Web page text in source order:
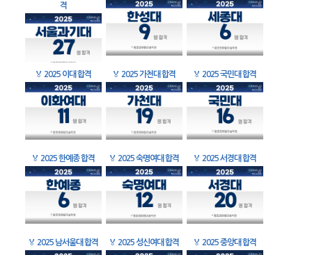
격
🏅 2025 이대 합격 🏅 2025 가천대 합격 🏅 2025 국민대 합격
🏅 2025 한예종 합격 🏅 2025 숙명여대 합격 🏅 2025 서경대 합격
🏅 2025 남서울대 합격 🏅 2025 성신여대 합격 🏅 2025 중앙대 합격